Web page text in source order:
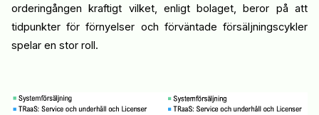
orderingången kraftigt vilket, enligt bolaget, beror på att
tidpunkter för förnyelser och förväntade försäljningscykler
spelar en stor roll.